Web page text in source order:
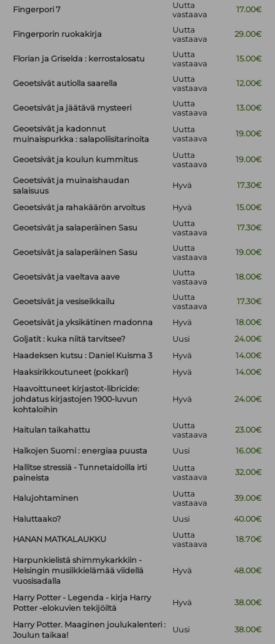
Fingerpori 7
Uutta
vastaava
17.00€
Fingerporin ruokakirja
Uutta
vastaava
29.00€
Florian ja Griselda : kerrostalosatu
Uutta
vastaava
15.00€
Geoetsivät autiolla saarella
Uutta
vastaava
12.00€
Geoetsivät ja jäätävä mysteeri
Uutta
vastaava
13.00€
Geoetsivät ja kadonnut
muinaispurkka : salapoliisitarinoita
Uutta
vastaava
19.00€
Geoetsivät ja koulun kummitus
Uutta
vastaava
19.00€
Geoetsivät ja muinaishaudan
salaisuus
Hyvä 17.30€
Geoetsivät ja rahakäärön arvoitus Hyvä 15.00€
Geoetsivät ja salaperäinen Sasu
Uutta
vastaava
17.30€
Geoetsivät ja salaperäinen Sasu
Uutta
vastaava
19.00€
Geoetsivät ja vaeltava aave
Uutta
vastaava
18.00€
Geoetsivät ja vesiseikkailu
Uutta
vastaava
17.30€
Geoetsivät ja yksikätinen madonna Hyvä
18.00€
Goljatit : kuka niitä tarvitsee?
Uusi
24.00€
Haadeksen kutsu : Daniel Kuisma 3
Hyvä
14.00€
Haaksirikkoutuneet (pokkari)
Hyvä
14.00€
Haavoittuneet kirjastot-libricide:
johdatus kirjastojen 1900-luvun
kohtaloihin
Hyvä 24.00€
Haitulan taikahattu
Uutta
vastaava
23.00€
Halkojen Suomi : energiaa puusta Uusi
16.00€
Hallitse stressiä - Tunnetaidoilla irti
paineista
Uutta
vastaava
32.00€
Halujohtaminen
Uutta
vastaava
39.00€
Haluttaako? Uusi 40.00€
HANAN MATKALAUKKU
Uutta
vastaava
18.70€
Harpunkielistä shimmykarkkiin -
Helsingin musiikkielämää viidellä
vuosisadalla
Hyvä 48.00€
Harry Potter - Legenda - kirja Harry
Potter -elokuvien tekijöiltä
Hyvä 38.00€
Harry Potter. Maaginen joulukalenteri :
Joulun taikaa!
Uusi 38.00€